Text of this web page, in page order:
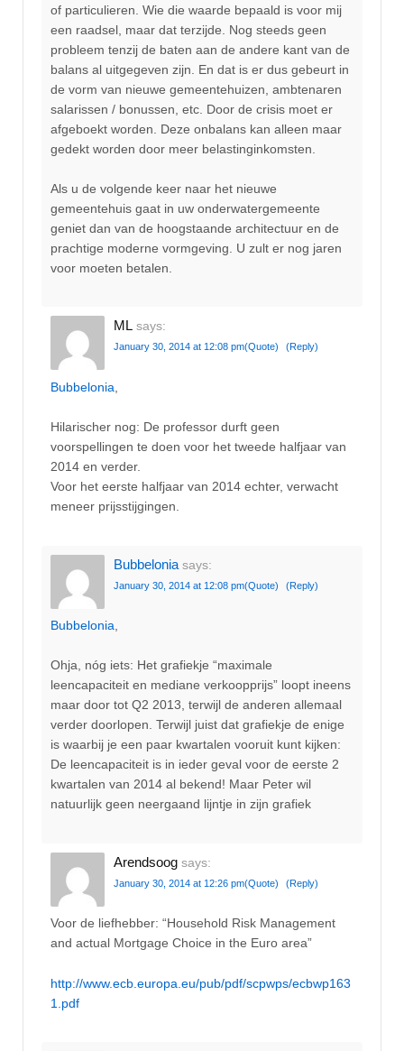
of particulieren. Wie die waarde bepaald is voor mij
een raadsel, maar dat terzijde. Nog steeds geen
probleem tenzij de baten aan de andere kant van de
balans al uitgegeven zijn. En dat is er dus gebeurt in
de vorm van nieuwe gemeentehuizen, ambtenaren
salarissen / bonussen, etc. Door de crisis moet er
afgeboekt worden. Deze onbalans kan alleen maar
gedekt worden door meer belastinginkomsten.
Als u de volgende keer naar het nieuwe
gemeentehuis gaat in uw onderwatergemeente
geniet dan van de hoogstaande architectuur en de
prachtige moderne vormgeving. U zult er nog jaren
voor moeten betalen.
ML says:
January 30, 2014 at 12:08 pm(Quote) (Reply)
Bubbelonia
Hilarischer nog: De professor durft geen
voorspellingen te doen voor het tweede halfjaar van
2014 en verder.
Voor het eerste halfjaar van 2014 echter, verwacht
meneer prijsstijgingen.
Bubbelonia says:
January 30, 2014 at 12:08 pm(Quote) (Reply)
Bubbelonia
Ohja, nóg iets: Het grafiekje “maximale
leencapaciteit en mediane verkoopprijs” loopt ineens
maar door tot Q2 2013, terwijl de anderen allemaal
verder doorlopen. Terwijl juist dat grafiekje de enige
is waarbij je een paar kwartalen vooruit kunt kijken:
De leencapaciteit is in ieder geval voor de eerste 2
kwartalen van 2014 al bekend! Maar Peter wil
natuurlijk geen neergaand lijntje in zijn grafiek
Arendsoog says:
January 30, 2014 at 12:26 pm(Quote) (Reply)
Voor de liefhebber: “Household Risk Management
and actual Mortgage Choice in the Euro area”
http://www.ecb.europa.eu/pub/pdf/scpwps/ecbwp163
1.pdf